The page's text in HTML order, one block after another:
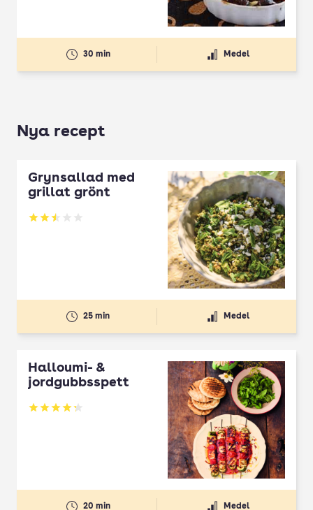
30 min Medel
Nya recept
Grynsallad med
grillat grönt
Betyg: 2.5 av 5
25 min Medel
Halloumi- &
jordgubbsspett
Betyg: 4.3 av 5
20 min Medel